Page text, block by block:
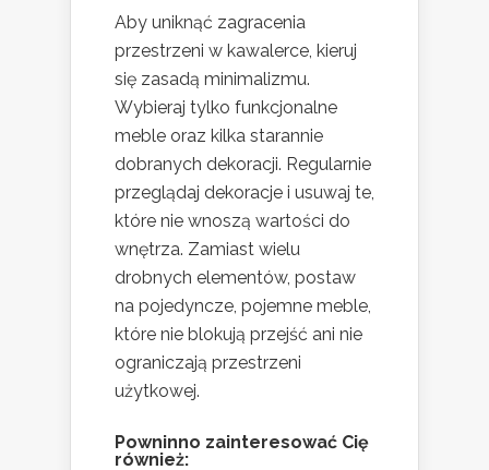
Aby uniknąć zagracenia
przestrzeni w kawalerce, kieruj
się zasadą minimalizmu.
Wybieraj tylko funkcjonalne
meble oraz kilka starannie
dobranych dekoracji. Regularnie
przeglądaj dekoracje i usuwaj te,
które nie wnoszą wartości do
wnętrza. Zamiast wielu
drobnych elementów, postaw
na pojedyncze, pojemne meble,
które nie blokują przejść ani nie
ograniczają przestrzeni
użytkowej.
Powninno zainteresować Cię
również: